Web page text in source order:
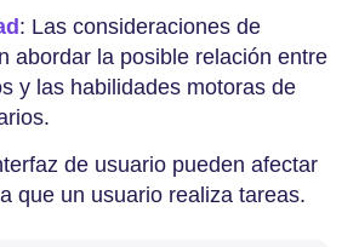
: Las consideraciones de
abordar la posible relación entre
y las habilidades motoras de
de usuario pueden afectar
que un usuario realiza tareas.